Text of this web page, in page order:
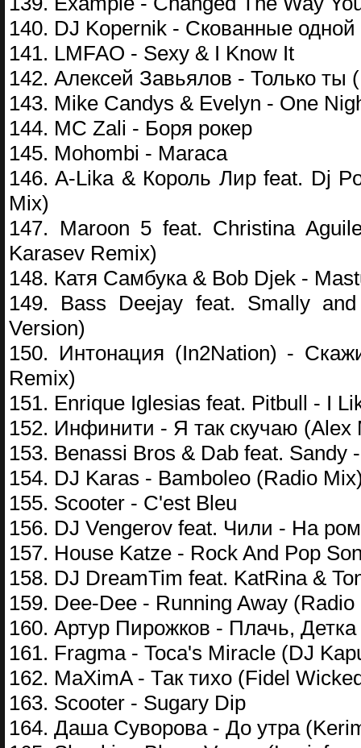
140. DJ Kopernik - Скованные
141. LMFAO - Sexy & I Know It
142. Алексей Завьялов - Только
143. Mike Candys & Evelyn - One
144. MC Zali - Боря рокер
145. Mohombi - Maraca
146. A-Lika & Король Лир feat. Dj
Mix)
147. Maroon 5 feat. Christina
Karasev Remix)
148. Катя Самбука & Bob Djek -
149. Bass Deejay feat. Smally
Version)
150. Интонация (In2Nation) -
Remix)
151. Enrique Iglesias feat. Pitbull - I
152. Инфинити - Я так скучаю (Alex
153. Benassi Bros & Dab feat. Sandy
154. DJ Karas - Bamboleo (Radio
155. Scooter - C'est Bleu
156. DJ Vengerov feat. Чили - На
157. House Katze - Rock And Pop
158. DJ DreamTim feat. KatRina &
159. Dee-Dee - Running Away (Radio
160. Артур Пирожков - Плачь,
161. Fragma - Toca's Miracle (DJ
162. MaXimA - Так тихо (Fidel
163. Scooter - Sugary Dip
164. Даша Суворова - До утра